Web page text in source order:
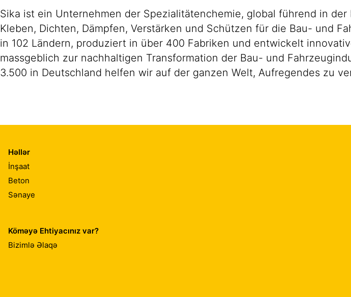
Sika ist ein Unternehmen der Spezialitätenchemie, global führend in
Kleben, Dichten, Dämpfen, Verstärken und Schützen für die Bau- und
in 102 Ländern, produziert in über 400 Fabriken und entwickelt
massgeblich zur nachhaltigen Transformation der Bau- und
3.500 in Deutschland helfen wir auf der ganzen Welt, Aufregendes zu
Həllər
İnşaat
Beton
Sənaye
Köməyə Ehtiyacınız var?
Bizimlə Əlaqə